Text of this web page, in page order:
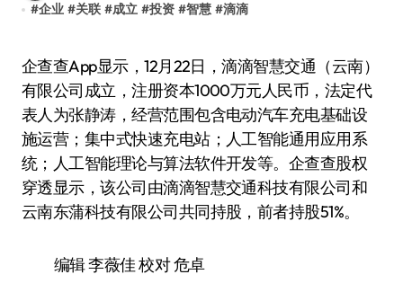
#企业 #关联 #成立 #投资 #智慧 #滴滴
企查查App显示，12月22日，滴滴智慧交通（云南）
有限公司成立，注册资本1000万元人民币，法定代
表人为张静涛，经营范围包含电动汽车充电基础设
施运营；集中式快速充电站；人工智能通用应用系
统；人工智能理论与算法软件开发等。企查查股权
穿透显示，该公司由滴滴智慧交通科技有限公司和
云南东蒲科技有限公司共同持股，前者持股51%。
编辑 李薇佳 校对 危卓